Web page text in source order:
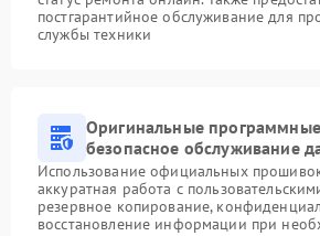
постгарантийное обслуживание для
службы техники
Оригинальные
безопасное обслуживание
Использование официальных
аккуратная работа с
резервное копирование,
восстановление информации при